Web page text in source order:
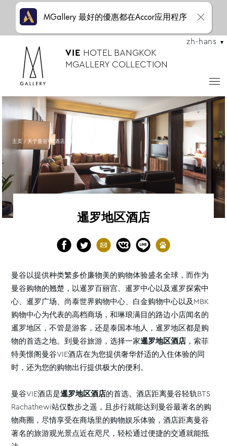
VIE HOTEL BANGKOK
MGALLERY COLLECTION
zh-hans
主页 关于曼谷VIE酒店 暹罗地区酒店
暹罗地区酒店
曼谷以提供种类繁多价廉物美的购物体验盛名全球，而作为
曼谷购物的翘楚，以暹罗百丽宫、暹罗中心以及暹罗探索中
心、暹罗广场、尚泰世界购物中心、白金购物中心以及MBK
购物中心为代表的高档商场，和琳琅满目的路边小店闻名的
暹罗地区，不管是游客，还是泰国本地人，暹罗地区都是购
物的首选之地。到曼谷旅游，选择一家暹罗地区酒店 ，索菲
特美憬阁曼谷VIE酒店在为您提供奢华舒适的入住体验的同
时，还为您的购物出行提供极大的便利。
曼谷VIE酒店是暹罗地区酒店的首选。酒店距离曼谷轻轨BTS
Rachathewi站仅数步之遥，且步行就能达到曼谷最著名的购
物商圈，尽情享受在商场里的购物娱乐体验，酒店距离曼谷
著名的旅游观光景点近在咫尺，轻松通过便捷的交通就能抵
MGallery 最好的優惠都在Accor应用程序